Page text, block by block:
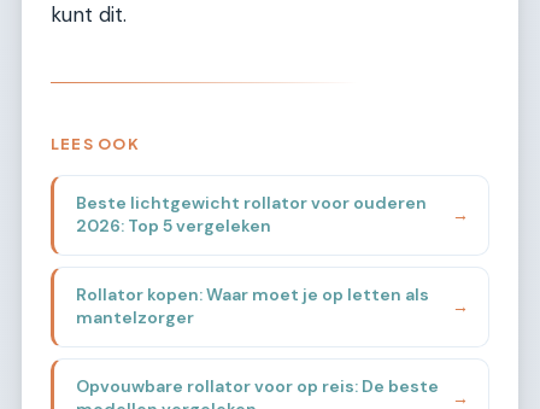
kunt dit.
LEES OOK
Beste lichtgewicht rollator voor ouderen
2026: Top 5 vergeleken
→
Rollator kopen: Waar moet je op letten als
mantelzorger
→
Opvouwbare rollator voor op reis: De beste
→